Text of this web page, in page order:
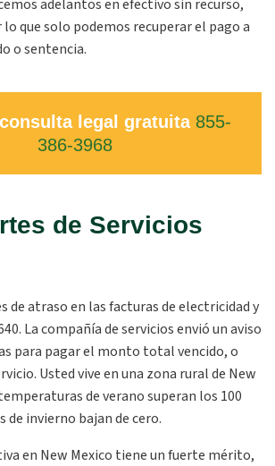
adelantos en efectivo sin recurso,
que solo podemos recuperar el pago a
o sentencia.
legal gratuita 855-
386-3968
de Servicios
de atraso en las facturas de electricidad y
La compañía de servicios envió un aviso
para pagar el monto total vencido, o
Usted vive en una zona rural de New
de verano superan los 100
de invierno bajan de cero.
en New Mexico tiene un fuerte mérito,